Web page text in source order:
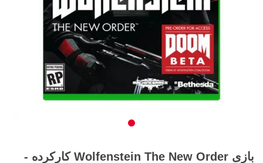
بازی Wolfenstein The New Order کارکرده -